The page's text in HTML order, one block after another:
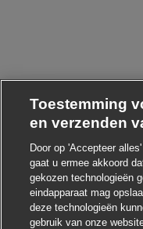
Toestemming
en verzenden
Door op 'Accepteer
gaat u ermee akkoord
gekozen technologieën
eindapparaat mag
deze technologieën
gebruik van onze
! Heb je interesse in
Ik ben